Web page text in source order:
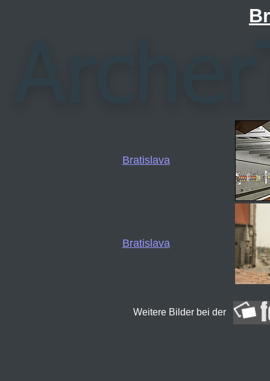
Bratislava
Bratislava
Weitere Bilder bei der